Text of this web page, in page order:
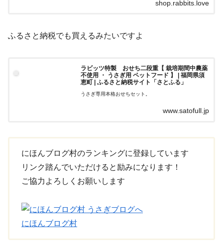
shop.rabbits.love
ふるさと納税でも買えるみたいですよ
ラビッツ特製 おせち二段重【 栽培期間中農薬
不使用 ・ うさぎ用 ペットフード 】 | 福岡県須
恵町 | ふるさと納税サイト「さとふる」
うさぎ専用本格おせちセット。
www.satofull.jp
にほんブログ村のランキングに登録しています
リンク踏んでいただけると励みになります！
ご協力よろしくお願いします
にほんブログ村